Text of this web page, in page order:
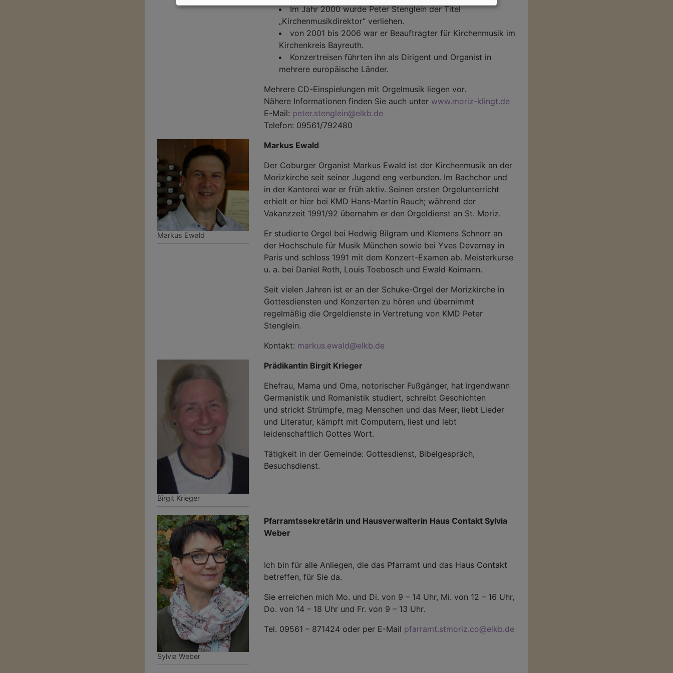
Im Jahr 2000 wurde Peter Stenglein der Titel
„Kirchenmusikdirektor“ verliehen.
von 2001 bis 2006 war er Beauftragter für Kirchenmusik im
Kirchenkreis Bayreuth.
Konzertreisen führten ihn als Dirigent und Organist in
mehrere europäische Länder.
Mehrere CD-Einspielungen mit Orgelmusik liegen vor.
Nähere Informationen finden Sie auch unter www.moriz-klingt.de
E-Mail: peter.stenglein@elkb.de
Telefon: 09561/792480
Markus Ewald
Markus Ewald
Der Coburger Organist Markus Ewald ist der Kirchenmusik an der
Morizkirche seit seiner Jugend eng verbunden. Im Bachchor und
in der Kantorei war er früh aktiv. Seinen ersten Orgelunterricht
erhielt er hier bei KMD Hans-Martin Rauch; während der
Vakanzzeit 1991/92 übernahm er den Orgeldienst an St. Moriz.
Er studierte Orgel bei Hedwig Bilgram und Klemens Schnorr an
der Hochschule für Musik München sowie bei Yves Devernay in
Paris und schloss 1991 mit dem Konzert-Examen ab. Meisterkurse
u. a. bei Daniel Roth, Louis Toebosch und Ewald Koimann.
Seit vielen Jahren ist er an der Schuke-Orgel der Morizkirche in
Gottesdiensten und Konzerten zu hören und übernimmt
regelmäßig die Orgeldienste in Vertretung von KMD Peter
Stenglein.
Kontakt: markus.ewald@elkb.de
Birgit Krieger
Prädikantin Birgit Krieger
Ehefrau, Mama und Oma, notorischer Fußgänger, hat irgendwann
Germanistik und Romanistik studiert, schreibt Geschichten
und strickt Strümpfe, mag Menschen und das Meer, liebt Lieder
und Literatur, kämpft mit Computern, liest und lebt
leidenschaftlich Gottes Wort.
Tätigkeit in der Gemeinde: Gottesdienst, Bibelgespräch,
Besuchsdienst.
Sylvia Weber
Pfarramtssekretärin und Hausverwalterin Haus Contakt Sylvia
Weber
Ich bin für alle Anliegen, die das Pfarramt und das Haus Contakt
betreffen, für Sie da.
Sie erreichen mich Mo. und Di. von 9 – 14 Uhr, Mi. von 12 – 16 Uhr,
Do. von 14 – 18 Uhr und Fr. von 9 – 13 Uhr.
Tel. 09561 – 871424 oder per E-Mail pfarramt.stmoriz.co@elkb.de